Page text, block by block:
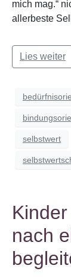
mich mag.“
allerbeste
Lies weiter
selbstwert
nach